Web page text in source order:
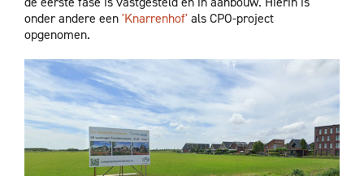
onder andere een'Knarrenhof' als CPO-project
opgenomen.